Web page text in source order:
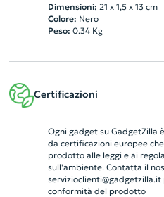
Dimensioni: 21 x 1,5 x 13 cm
Colore: Nero
Peso: 0.34Kg
Certificazioni
Ogni gadget su GadgetZilla
da certificazioni europee
prodotto alle leggi e ai
sull'ambiente. Contatta il
servizioclienti@gadgetzilla.it
conformità del prodotto